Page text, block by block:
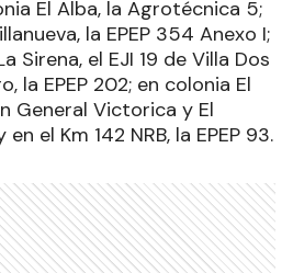
El Alba, la Agrotécnica 5;
la EPEP 354 Anexo I;
Sirena, el EJI 19 de Villa Dos
la EPEP 202; en colonia El
General Victorica y El
en el Km 142 NRB, la EPEP 93.